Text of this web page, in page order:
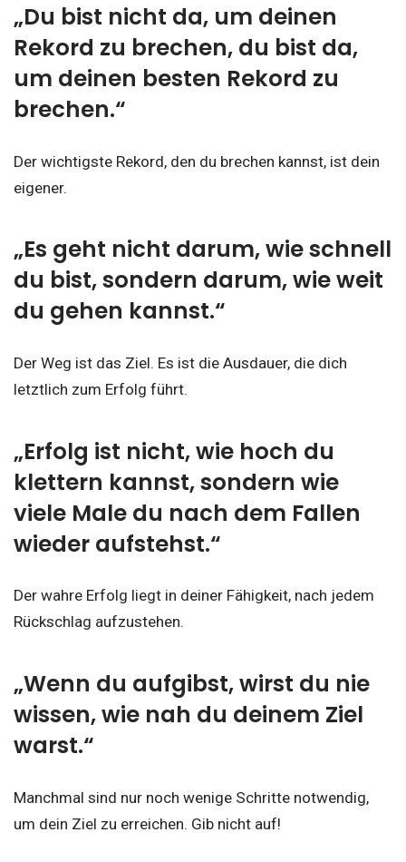
„Du bist nicht da, um deinen
Rekord zu brechen, du bist da,
um deinen besten Rekord zu
brechen.“
Der wichtigste Rekord, den du brechen kannst, ist dein
eigener.
„Es geht nicht darum, wie schnell
du bist, sondern darum, wie weit
du gehen kannst.“
Der Weg ist das Ziel. Es ist die Ausdauer, die dich
letztlich zum Erfolg führt.
„Erfolg ist nicht, wie hoch du
klettern kannst, sondern wie
viele Male du nach dem Fallen
wieder aufstehst.“
Der wahre Erfolg liegt in deiner Fähigkeit, nach jedem
Rückschlag aufzustehen.
„Wenn du aufgibst, wirst du nie
wissen, wie nah du deinem Ziel
warst.“
Manchmal sind nur noch wenige Schritte notwendig,
um dein Ziel zu erreichen. Gib nicht auf!